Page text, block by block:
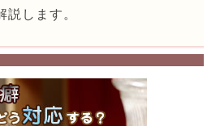
します。